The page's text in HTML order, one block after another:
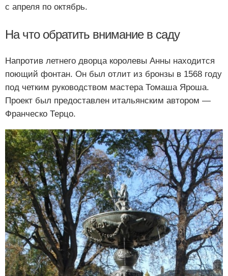
с апреля по октябрь.
На что обратить внимание в саду
Напротив летнего дворца королевы Анны находится
поющий фонтан. Он был отлит из бронзы в 1568 году
под четким руководством мастера Томаша Яроша.
Проект был предоставлен итальянским автором —
Франческо Терцо.